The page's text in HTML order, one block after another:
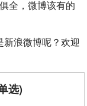
全，微博该有的
新浪微博呢？欢迎
选)